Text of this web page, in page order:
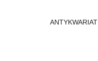
ANTYKWARIAT